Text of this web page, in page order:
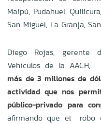
Maipú, Pudahuel,
San Miguel, La Granja,
Diego Rojas, gerente
Vehículos de la AACH,
más de 3 millones de
actividad que nos
público-privado para
afirmando que el robo